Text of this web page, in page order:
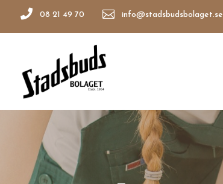
 08 21 49 70  info@stadsbudsbolaget.se